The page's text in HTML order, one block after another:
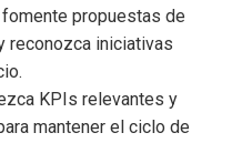
fomente propuestas de
reconozca iniciativas
KPIs relevantes y
mantener el ciclo de